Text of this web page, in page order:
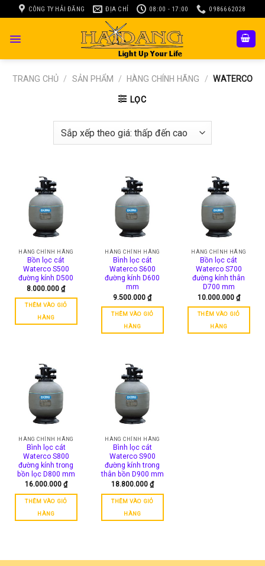
to
CÔNG TY HẢI ĐĂNG ĐỊA CHỈ 08:00 - 17:00 0986662028
TRANG CHỦ / SẢN PHẨM / HÀNG CHÍNH HÃNG / WATERCO
LỌC
HÀNG CHÍNH HÃNG
Bồn lọc cát
Waterco S500
đường kính D500
8.000.000₫
THÊM VÀO GIỎ
HÀNG
HÀNG CHÍNH HÃNG
Bình lọc cát
Waterco S600
đường kính D600
mm
9.500.000₫
THÊM VÀO GIỎ
HÀNG
HÀNG CHÍNH HÃNG
Bồn lọc cát
Waterco S700
đường kính thân
D700 mm
10.000.000 ₫
THÊM VÀO GIỎ
HÀNG
HÀNG CHÍNH HÃNG
Bình lọc cát
Waterco S800
đường kính trong
bồn lọc D800 mm
16.000.000 ₫
THÊM VÀO GIỎ
HÀNG
HÀNG CHÍNH HÃNG
Bình lọc cát
Waterco S900
đường kính trong
thân bồn D900 mm
18.800.000 ₫
THÊM VÀO GIỎ
HÀNG